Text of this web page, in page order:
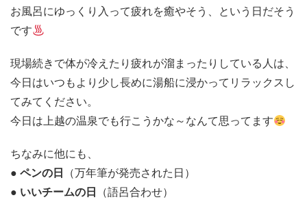
お風呂にゆっくり入って疲れを癒やそう、という日だそう
です
現場続きで体が冷えたり疲れが溜まったりしている人は、
今日はいつもより少し長めに湯船に浸かってリラックスし
てみてください。
今日は上越の温泉でも行こうかな～なんて思ってます
ちなみに他にも、
● ペンの日 （万年筆が発売された日）
● いいチームの日 （語呂合わせ）